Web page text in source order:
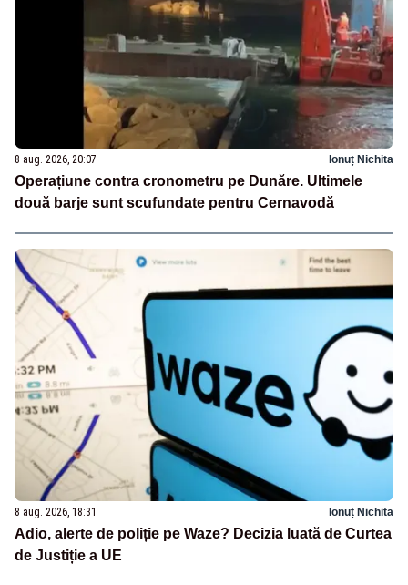
8 aug. 2026, 20:07 Ionuț Nichita
Operațiune contra cronometru pe Dunăre. Ultimele
două barje sunt scufundate pentru Cernavodă
8 aug. 2026, 18:31 Ionuț Nichita
Adio, alerte de poliție pe Waze? Decizia luată de Curtea
de Justiție a UE